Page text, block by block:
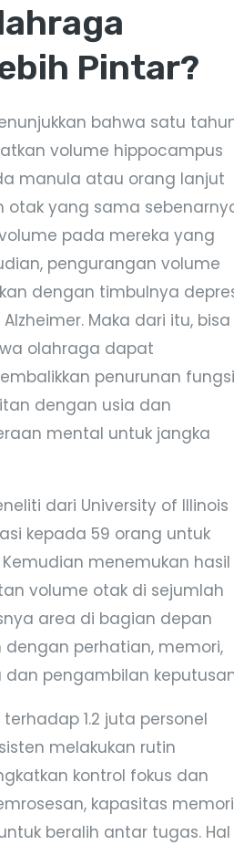
Pintar?
bahwa satu
volume hippocampus
manula atau orang lanjut
otak yang sama
pada mereka yang
pengurangan volume
dengan timbulnya
Maka dari itu, bisa
olahraga dapat
penurunan
dengan usia dan
mental untuk jangka
dari University of Illinois
kepada 59 orang untuk
menemukan hasil
volume otak di sejumlah
area di bagian depan
perhatian, memori,
pengambilan
1.2 juta personel
melakukan rutin
kontrol fokus dan
kapasitas memori
beralih antar tugas. Hal